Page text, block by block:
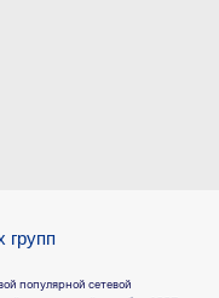
групп
популярной сетевой